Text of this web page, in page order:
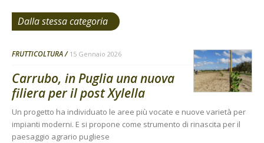
Dalla stessa categoria
FRUTTICOLTURA 15 Gennaio 2026
Carrubo, in Puglia una nuova
filiera per il post Xylella
Un progetto ha individuato le aree più vocate e nuove varietà per
impianti moderni. E si propone come strumento di rinascita per il
paesaggio agrario pugliese